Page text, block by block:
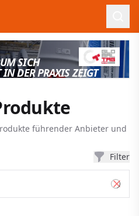
SICH
IN DER PRAXIS ZEIGT
führender Anbieter und
Filter